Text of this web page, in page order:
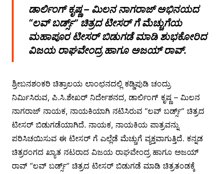
ಡಾರ್ಲಿಂಗ್ ಕೃಷ್ಣ – ಮಿಲನ ನಾಗರಾಜ್ ಅಭಿನಯದ
“ಲವ್ ಬರ್ಡ್ಸ್” ಚಿತ್ರದ ಟೀಸರ್ ಗೆ ಮೆಚ್ಚುಗೆಯ
ಮಹಾಪೂರ ಟೀಸರ್ ಬಿಡುಗಡೆ ಮಾಡಿ ಶುಭಕೋರಿದ
ವಿಜಯ ರಾಘವೇಂದ್ರ ಹಾಗೂ ಅಜಯ್ ರಾವ್.
ಶ್ರೀಬನಶಂಕರಿ ಚಿತ್ರಾಲಯ ಲಾಂಛನದಲ್ಲಿ ಕಡ್ಡಿಪುಡಿ ಚಂದ್ರು
ನಿರ್ಮಿಸಿರುವ, ಪಿ.ಸಿ.ಶೇಖರ್ ನಿರ್ದೇಶನದ, ಡಾರ್ಲಿಂಗ್ ಕೃಷ್ಣ – ಮಿಲನ
ನಾಗರಾಜ್ ನಾಯಕ, ನಾಯಕಿಯಾಗಿ ನಟಿಸಿರುವ “ಲವ್ ಬರ್ಡ್ಸ್” ಚಿತ್ರದ
ಟೀಸರ್ ಬಿಡುಗಡೆಯಾಗಿದೆ. ನಾಯಕ, ನಾಯಕಿಯ ಪಾತ್ರವನ್ನು
ಪರಿಸಿಚಯಿಸುವ ಈ ಟೀಸರ್ ಗೆ ಎಲ್ಲೆಡೆ ಮೆಚ್ಚುಗೆ ವ್ಯಕ್ತವಾಗುತ್ತಿದೆ. ಕನ್ನಡ
ಚಿತ್ರರಂಗದ ಖ್ಯಾತ ನಟರಾದ ವಿಜಯ ರಾಘವೇಂದ್ರ ಹಾಗೂ ಅಜಯ್
ರಾವ್ “ಲವ್ ಬರ್ಡ್ಸ್” ಚಿತ್ರದ ಟೀಸರ್ ಬಿಡುಗಡೆ ಮಾಡಿ ಚಿತ್ರತಂಡಕ್ಕೆ